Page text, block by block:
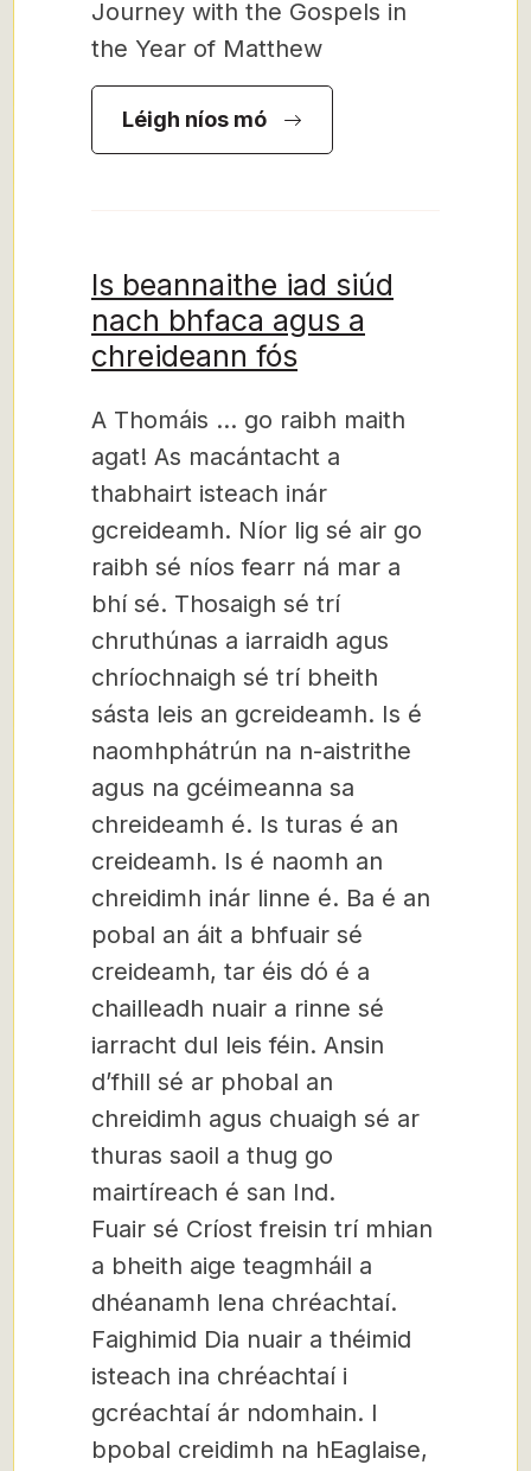
Journey with the Gospels in
the Year of Matthew
Léigh níos mó
Is beannaithe iad siúd
nach bhfaca agus a
chreideann fós
A Thomáis … go raibh maith
agat! As macántacht a
thabhairt isteach inár
gcreideamh. Níor lig sé air go
raibh sé níos fearr ná mar a
bhí sé. Thosaigh sé trí
chruthúnas a iarraidh agus
chríochnaigh sé trí bheith
sásta leis an gcreideamh. Is é
naomhphátrún na n-aistrithe
agus na gcéimeanna sa
chreideamh é. Is turas é an
creideamh. Is é naomh an
chreidimh inár linne é. Ba é an
pobal an áit a bhfuair sé
creideamh, tar éis dó é a
chailleadh nuair a rinne sé
iarracht dul leis féin. Ansin
d’fhill sé ar phobal an
chreidimh agus chuaigh sé ar
thuras saoil a thug go
mairtíreach é san Ind.
Fuair ​​sé Críost freisin trí mhian
a bheith aige teagmháil a
dhéanamh lena chréachtaí.
Faighimid Dia nuair a théimid
isteach ina chréachtaí i
gcréachtaí ár ndomhain. I
bpobal creidimh na hEaglaise,